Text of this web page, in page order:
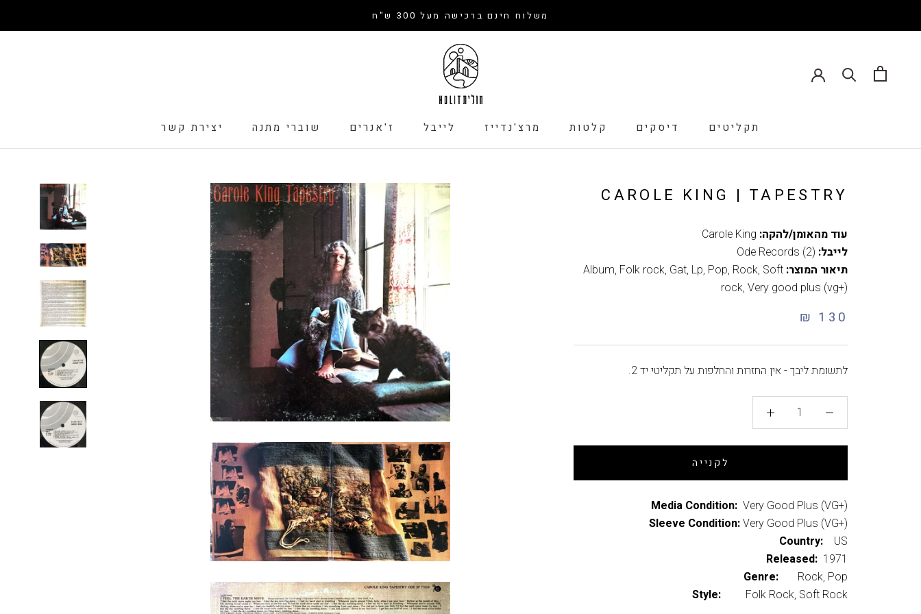
משלוח חינם ברכישה מעל 300 ש"ח
תקליטים
דיסקים
קלטות
מרצ'נדייז
לייבל
ז'אנרים
שוברי מתנה
יצירת קשר
CAROLE KING | TAPESTRY
עוד מהאומן/להקה: Carole King
לייבל: Ode Records (2)
תיאור המוצר:
Album, Folk rock, Gat, Lp, Pop, Rock, Soft
rock, Very good plus (vg+)
130 ₪
לתשומת ליבך - אין החזרות והחלפות על תקליטי יד 2.
לקנייה
Media Condition: Very Good Plus (VG+)
Sleeve Condition:Very Good Plus (VG+)
Country: US
Released: 1971
Genre: Rock, Pop
Style: Folk Rock, Soft Rock